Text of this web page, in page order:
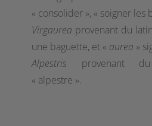
« consolider », « soigner les
Virgaurea provenant du
une baguette, et « aurea »
Alpestris provenant
« alpestre ».